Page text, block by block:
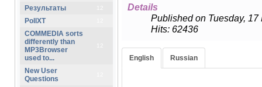
Результаты
PollXT
COMMEDIA sorts
differently than
MP3Browser
used to...
New User
Questions
Details
Published on Tuesday, 17
Hits: 62436
English Russian